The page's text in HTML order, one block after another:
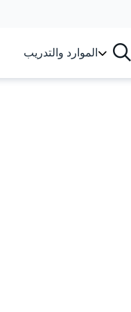
الموارد والتدريب